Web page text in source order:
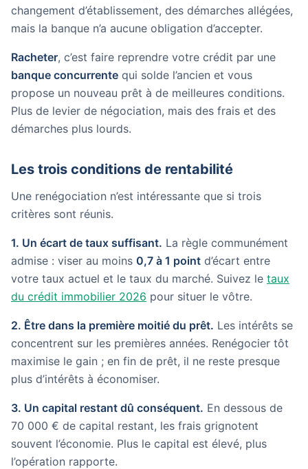
changement d’établissement, des démarches allégées,
mais la banque n’a aucune obligation d’accepter.
Racheter, c’est faire reprendre votre crédit par une
banque concurrente qui solde l’ancien et vous
propose un nouveau prêt à de meilleures conditions.
Plus de levier de négociation, mais des frais et des
démarches plus lourds.
Les trois conditions de rentabilité
Une renégociation n’est intéressante que si trois
critères sont réunis.
1. Un écart de taux suffisant. La règle communément
admise : viser au moins 0,7 à 1 point d’écart entre
votre taux actuel et le taux du marché. Suivez le taux
du crédit immobilier 2026 pour situer le vôtre.
2. Être dans la première moitié du prêt. Les intérêts se
concentrent sur les premières années. Renégocier tôt
maximise le gain ; en fin de prêt, il ne reste presque
plus d’intérêts à économiser.
3. Un capital restant dû conséquent. En dessous de
70 000 € de capital restant, les frais grignotent
souvent l’économie. Plus le capital est élevé, plus
l’opération rapporte.